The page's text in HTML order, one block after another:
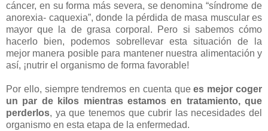
cáncer, en su forma más severa, se denomina “síndrome de
anorexia- caquexia”, donde la pérdida de masa muscular es
mayor que la de grasa corporal. Pero si sabemos cómo
hacerlo bien, podemos sobrellevar esta situación de la
mejor manera posible para mantener nuestra alimentación y
así, ¡nutrir el organismo de forma favorable!
Por ello, siempre tendremos en cuenta quees mejor coger
un par de kilos mientras estamos en tratamiento, que
perderlos, ya que tenemos que cubrir las necesidades del
organismo en esta etapa de la enfermedad.